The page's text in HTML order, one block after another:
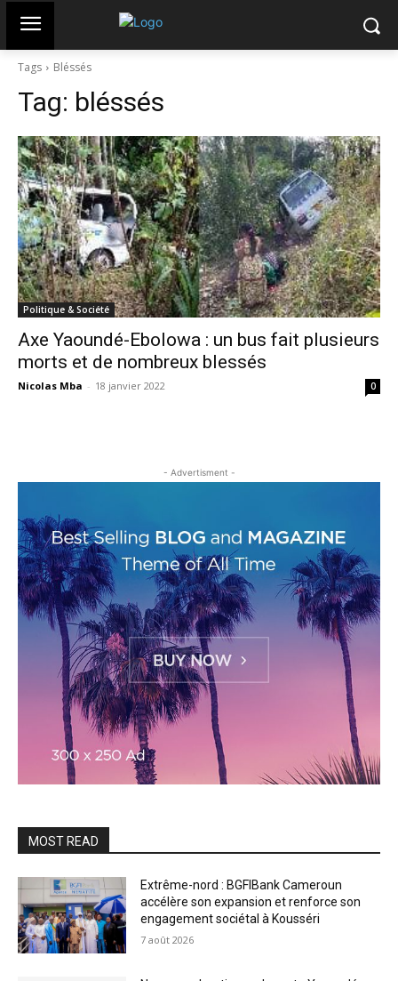
Tags Bléssés
Tag: bléssés
Politique & Société
Axe Yaoundé-Ebolowa : un bus fait plusieurs
morts et de nombreux blessés
Nicolas Mba - 18 janvier 2022 0
- Advertisment -
MOST READ
Extrême-nord : BGFIBank Cameroun
accélère son expansion et renforce son
engagement sociétal à Kousséri
7 août 2026